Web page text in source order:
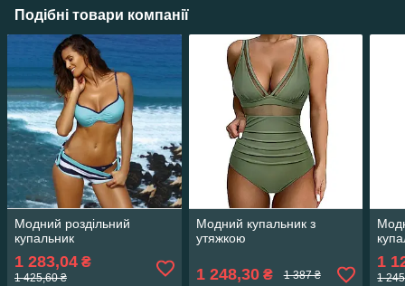
Подібні товари компанії
Модний роздільний
купальник
1 283,04 ₴
1 425,60 ₴
Модний купальник з
утяжкою
1 248,30₴ 1 387 ₴
1
1